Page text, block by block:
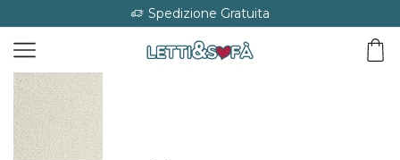
Spedizione Gratuita